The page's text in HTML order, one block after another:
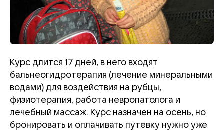
Курс длится 17 дней, в него входят
бальнеогидротерапия (лечение минеральными
водами) для воздействия на рубцы,
физиотерапия, работа невропатолога и
лечебный массаж. Курс назначен на осень, но
бронировать и оплачивать путевку нужно уже